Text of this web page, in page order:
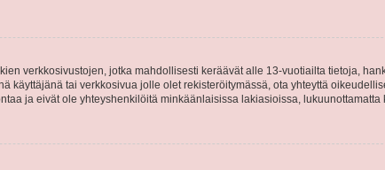
verkkosivustojen, jotka mahdollisesti keräävät alle 13-vuotiailta tietoja,
käyttäjänä tai verkkosivua jolle olet rekisteröitymässä, ota yhteyttä
ja eivät ole yhteyshenkilöitä minkäänlaisissa lakiasioissa, lukuunottamatta